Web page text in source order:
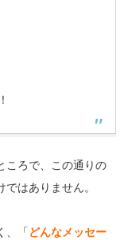
ころで、この通りの
はありません。
、「 どんなメッセー